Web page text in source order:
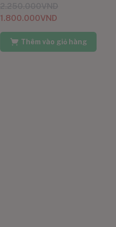
1.800.000VND
Thêm vào giỏ hàng